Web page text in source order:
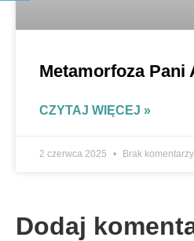
Metamorfoza Pani
CZYTAJ WIĘCEJ »
2 czerwca 2025 Brak komentarzy
Dodaj